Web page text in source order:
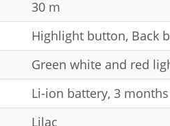
30 m
Highlight button, Back
Green white and red
Li-ion battery, 3
Lilac